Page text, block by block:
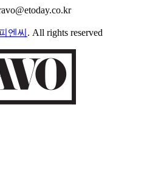
엔씨 . All rights reserved